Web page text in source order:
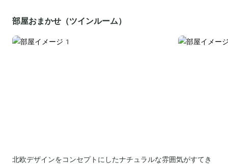
部屋おまかせ（ツインルーム）
北欧デザインをコンセプトにしたナチュラルな雰囲気がすてき